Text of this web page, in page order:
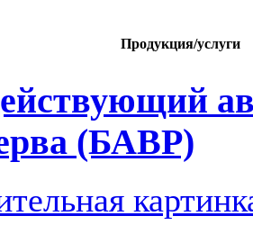
Продукция/услуги
(БАВР)